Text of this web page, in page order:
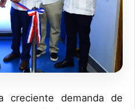
creciente demanda de